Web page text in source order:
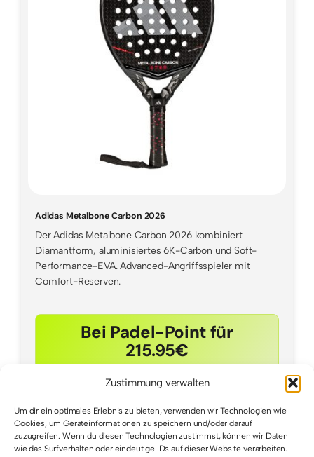
Zustimmung verwalten
Um dir ein optimales Erlebnis zu bieten, verwenden wir Technologien wie
Cookies, um Geräteinformationen zu speichern und/oder darauf
zuzugreifen. Wenn du diesen Technologien zustimmst, können wir Daten
wie das Surfverhalten oder eindeutige IDs auf dieser Website verarbeiten.
Adidas Metalbone Carbon 2026
Der Adidas Metalbone Carbon 2026 kombiniert
Diamantform, aluminisiertes 6K-Carbon und Soft-
Performance-EVA. Advanced-Angriffsspieler mit
Comfort-Reserven.
Bei Padel-Point für
215.95€